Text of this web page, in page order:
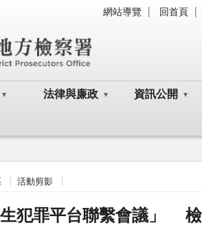
網站導覽 回首頁
法律與廉政 資訊公開
活動剪影
犯罪平台聯繫會議」